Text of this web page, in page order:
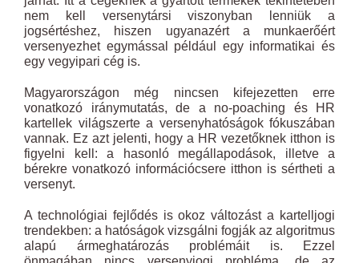
nem kell versenytársi viszonyban lenniük a
jogsértéshez, hiszen ugyanazért a munkaerőért
versenyezhet egymással például egy informatikai és
egy vegyipari cég is.
Magyarországon még nincsen kifejezetten erre
vonatkozó iránymutatás, de a no-poaching és HR
kartellek világszerte a versenyhatóságok fókuszában
vannak. Ez azt jelenti, hogy a HR vezetőknek itthon is
figyelni kell: a hasonló megállapodások, illetve a
bérekre vonatkozó információcsere itthon is sértheti a
versenyt.
A technológiai fejlődés is okoz változást a kartelljogi
trendekben: a hatóságok vizsgálni fogják az algoritmus
alapú ármeghatározás problémáit is. Ezzel